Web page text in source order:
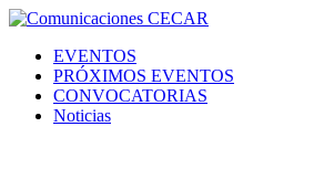
EVENTOS
PRÓXIMOS EVENTOS
CONVOCATORIAS
Noticias